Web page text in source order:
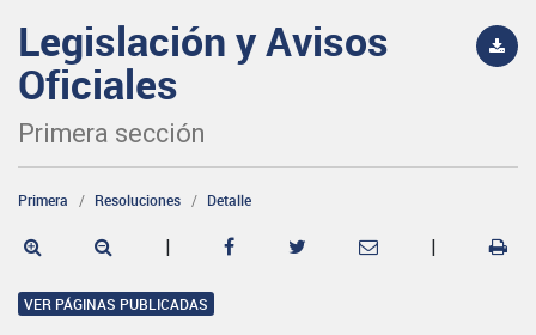
Legislación y Avisos
Oficiales
Primera sección
Primera Resoluciones Detalle
| |
VER PÁGINAS PUBLICADAS